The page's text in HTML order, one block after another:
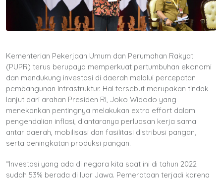
Kementerian Pekerjaan Umum dan Perumahan Rakyat
(PUPR) terus berupaya memperkuat pertumbuhan ekonomi
dan mendukung investasi di daerah melalui percepatan
pembangunan Infrastruktur. Hal tersebut merupakan tindak
lanjut dari arahan Presiden RI, Joko Widodo yang
menekankan pentingnya melakukan extra effort dalam
pengendalian inflasi, diantaranya perluasan kerja sama
antar daerah, mobilisasi dan fasilitasi distribusi pangan,
serta peningkatan produksi pangan.
“Investasi yang ada di negara kita saat ini di tahun 2022
sudah 53% berada di luar Jawa. Pemerataan terjadi karena